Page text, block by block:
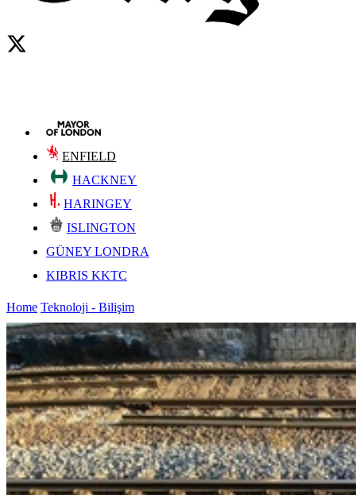
ENFIELD
HACKNEY
HARINGEY
ISLINGTON
GÜNEY LONDRA
KIBRIS KKTC
Home Teknoloji - Bilişim